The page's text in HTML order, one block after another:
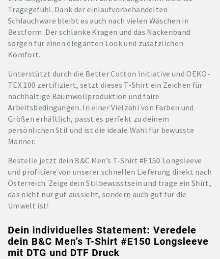
Tragegefühl. Dank der einlaufvorbehandelten
Schlauchware bleibt es auch nach vielen Wäschen in
Bestform. Der schlanke Kragen und das Nackenband
sorgen für einen eleganten Look und zusätzlichen
Komfort.
Unterstützt durch die Better Cotton Initiative und OEKO-
TEX 100 zertifiziert, setzt dieses T-Shirt ein Zeichen für
nachhaltige Baumwollproduktion und faire
Arbeitsbedingungen. In einer Vielzahl von Farben und
Größen erhältlich, passt es perfekt zu deinem
persönlichen Stil und ist die ideale Wahl für bewusste
Männer.
Bestelle jetzt dein B&C Men’s T-Shirt #E150 Longsleeve
und profitiere von unserer schnellen Lieferung direkt nach
Österreich. Zeige dein Stilbewusstsein und trage ein Shirt,
das nicht nur gut aussieht, sondern auch gut für die
Umwelt ist!
Dein individuelles Statement: Veredele
dein B&C Men’s T-Shirt #E150 Longsleeve
mit DTG und DTF Druck